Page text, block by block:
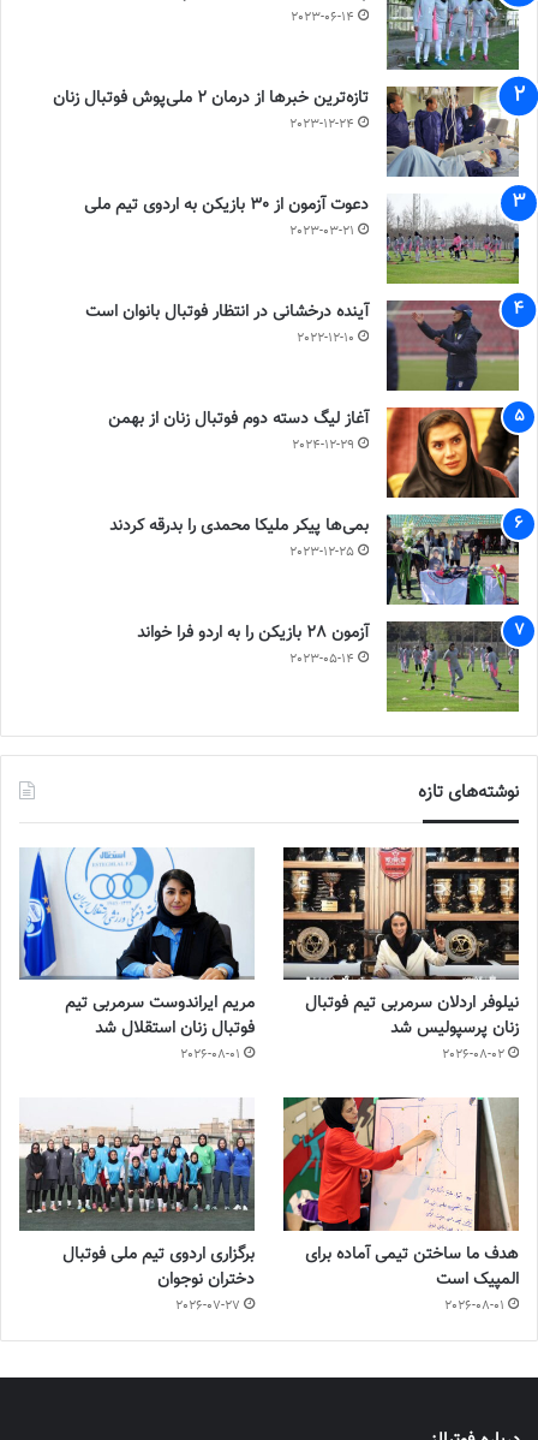
2023-06-14
تازه‌ترین خبرها از درمان ۲ ملی‌پوش فوتبال زنان
2023-12-24
دعوت آزمون از 30 بازیکن به اردوی تیم ملی
2023-03-21
آینده درخشانی در انتظار فوتبال بانوان است
2022-12-10
آغاز لیگ دسته دوم فوتبال زنان از بهمن
2024-12-29
بمی‌ها پیکر ملیکا محمدی را بدرقه کردند
2023-12-25
آزمون 28 بازیکن را به اردو فرا خواند
2023-05-14
نوشته‌های تازه
نیلوفر اردلان سرمربی تیم فوتبال
زنان پرسپولیس شد
2026-08-02
مریم ایراندوست سرمربی تیم
فوتبال زنان استقلال شد
2026-08-01
هدف ما ساختن تیمی آماده برای
المپیک است
2026-08-01
برگزاری اردوی تیم ملی فوتبال
دختران نوجوان
2026-07-27